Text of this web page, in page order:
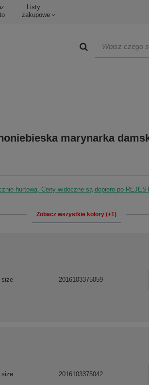
Listy
zakupowe
marynarka
hurtową. Ceny widoczne są dopiero po
Zobacz wszystkie kolory (+1)
size 2016103375042
size 2016103375059